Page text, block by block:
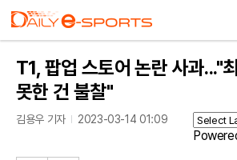
T1, 팝업 스토어 논란 사과..."
못한 건 불찰"
김용우 기자 2023-03-14 01:09